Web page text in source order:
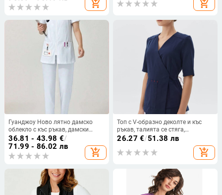
деколте, средна дължина
add_shopping_cart
и полуотворена яка, панталони
add_shopping_cart
Гуанджоу Ново лятно дамско
облекло с къс ръкав, дамски
тънък моден комплект от две
части, медицинско облекло,
специално работно облекло
36.81 - 43.98 €/
71.99 - 86.02 лв
add_shopping_cart
Топ с V-образно деколте и къс
ръкав, талията се стяга,
мултиджобен дизайн; полиестер
материя; подходящ за
медицински униформи и салони
26.27 €/51.38 лв
add_shopping_cart